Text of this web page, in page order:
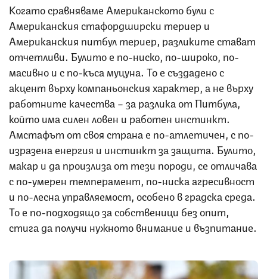
Когато сравняваме Американското були с
Американския стафордширски териер и
Американския питбул териер, разликите стават
отчетливи. Булито е по-ниско, по-широко, по-
масивно и с по-къса муцуна. То е създадено с
акцент върху компаньонския характер, а не върху
работните качества – за разлика от Питбула,
който има силен ловен и работен инстинкт.
Амстафът от своя страна е по-атлетичен, с по-
изразена енергия и инстинкт за защита. Булито,
макар и да произлиза от тези породи, се отличава
с по-умерен темперамент, по-ниска агресивност
и по-лесна управляемост, особено в градска среда.
То е по-подходящо за собственици без опит,
стига да получи нужното внимание и възпитание.